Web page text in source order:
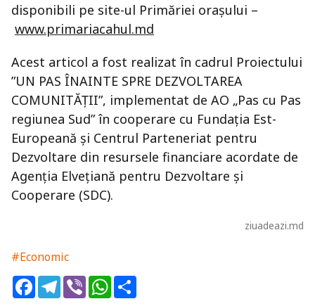
disponibili pe site-ul Primăriei orașului –
www.primariacahul.md
Acest articol a fost realizat în cadrul Proiectului
”UN PAS ÎNAINTE SPRE DEZVOLTAREA
COMUNITĂȚII”, implementat de AO „Pas cu Pas
regiunea Sud” în cooperare cu Fundația Est-
Europeană și Centrul Parteneriat pentru
Dezvoltare din resursele financiare acordate de
Agenția Elvețiană pentru Dezvoltare și
Cooperare (SDC).
ziuadeazi.md
#Economic
FacebookTelegram
ViberWhatsApp